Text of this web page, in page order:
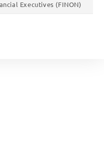
Executives (FINON)